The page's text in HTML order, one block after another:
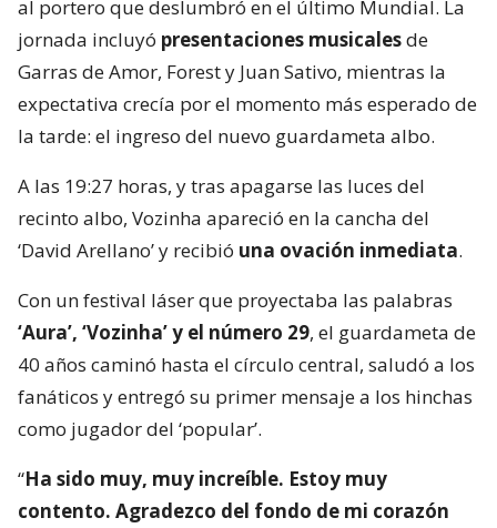
al portero que deslumbró en el último Mundial. La
jornada incluyó presentaciones musicalesde
Garras de Amor, Forest y Juan Sativo, mientras la
expectativa crecía por el momento más esperado de
la tarde: el ingreso del nuevo guardameta albo.
A las 19:27 horas, y tras apagarse las luces del
recinto albo, Vozinha apareció en la cancha del
‘David Arellano’ y recibió una ovación inmediata.
Con un festival láser que proyectaba las palabras
‘Aura’, ‘Vozinha’ y el número 29, el guardameta de
40 años caminó hasta el círculo central, saludó a los
fanáticos y entregó su primer mensaje a los hinchas
como jugador del ‘popular’.
“Ha sido muy, muy increíble. Estoy muy
contento. Agradezco del fondo de mi corazón